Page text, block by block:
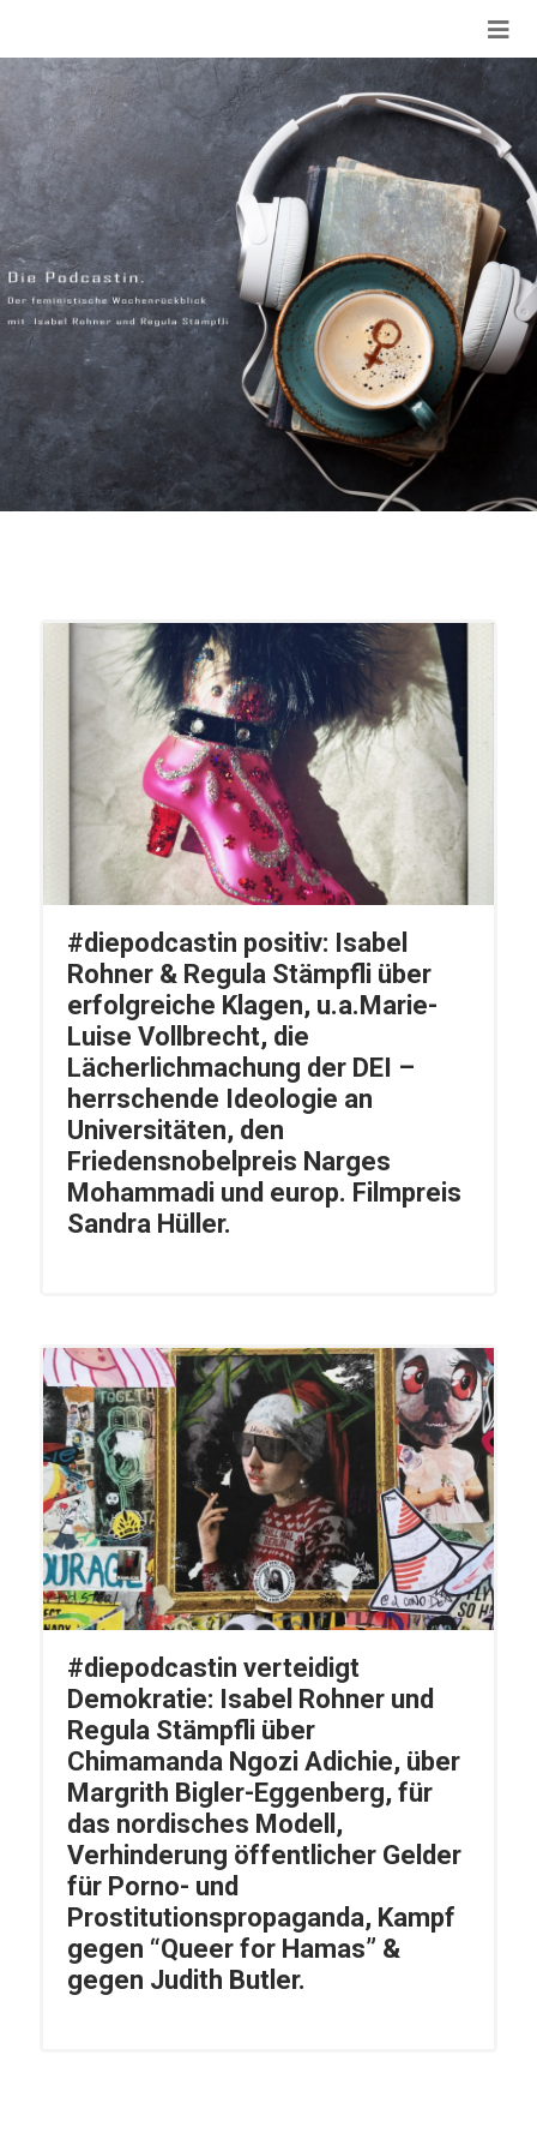
#diepodcastin positiv: Isabel
Rohner & Regula Stämpfli über
erfolgreiche Klagen, u.a.Marie-
Luise Vollbrecht, die
Lächerlichmachung der DEI –
herrschende Ideologie an
Universitäten, den
Friedensnobelpreis Narges
Mohammadi und europ. Filmpreis
Sandra Hüller.
#diepodcastin verteidigt
Demokratie: Isabel Rohner und
Regula Stämpfli über
Chimamanda Ngozi Adichie, über
Margrith Bigler-Eggenberg, für
das nordisches Modell,
Verhinderung öffentlicher Gelder
für Porno- und
Prostitutionspropaganda, Kampf
gegen “Queer for Hamas” &
gegen Judith Butler.